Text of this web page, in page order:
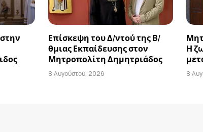
Επίσκεψη του Δ/ντού της Β/
θμιας Εκπαίδευσης στον
Μητροπολίτη Δημητριάδος
8 Αυγούστου, 2026
Η
8